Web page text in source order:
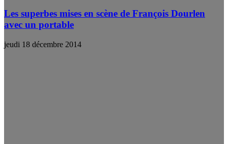
Les superbes mises en scène de François Dourlen
avec un portable
jeudi 18 décembre 2014